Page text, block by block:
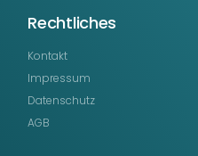
Rechtliches
Kontakt
Impressum
Datenschutz
AGB